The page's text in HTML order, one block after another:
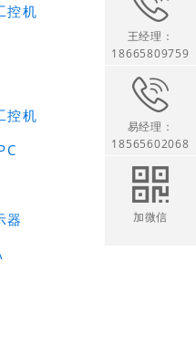
机
机
王经理：
18665809759
易经理：
18565602068
加微信